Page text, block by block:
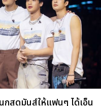
กสุดมันส์ให้แฟนๆ ได้เอ็น